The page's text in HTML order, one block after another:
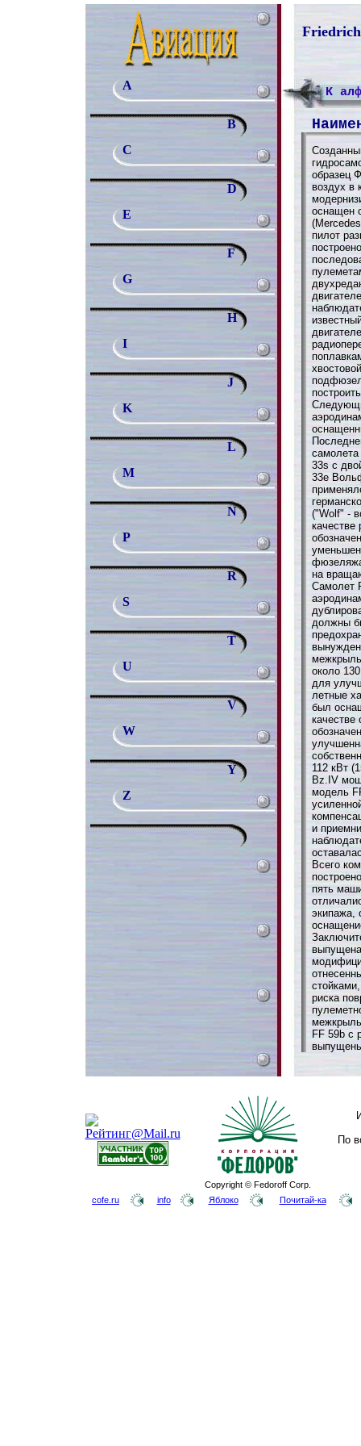
A
B
C
D
E
F
G
H
I
J
K
L
M
N
P
R
S
T
U
V
W
Y
Z
К
образец
воздух в
оснащен
пилот
33s с
33e
("Wolf" -
качестве
на
Самолет
должны
вынужден
около
для
летные
был
качестве
112 кВт
Bz.IV
модель
и
Всего
пять
экипажа,
риска
FF 59b с
Copyright © Fedoroff Corp.
По
cofe.ru info Яблоко Почитай-ка